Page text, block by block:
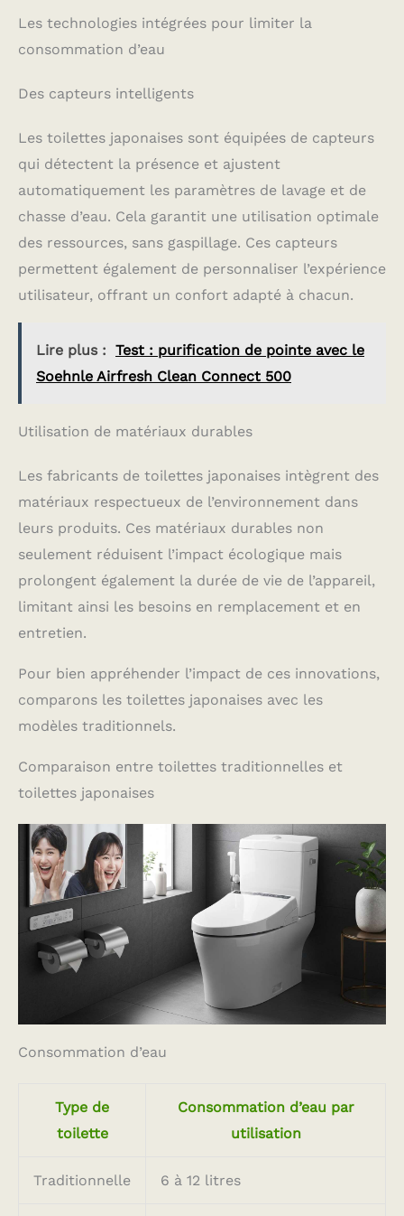
Les technologies intégrées pour limiter la
consommation d’eau
Des capteurs intelligents
Les toilettes japonaises sont équipées de capteurs
qui détectent la présence et ajustent
automatiquement les paramètres de lavage et de
chasse d’eau. Cela garantit une utilisation optimale
des ressources, sans gaspillage. Ces capteurs
permettent également de personnaliser l’expérience
utilisateur, offrant un confort adapté à chacun.
Lire plus : Test : purification de pointe avec le
Soehnle Airfresh Clean Connect 500
Utilisation de matériaux durables
Les fabricants de toilettes japonaises intègrent des
matériaux respectueux de l’environnement dans
leurs produits. Ces matériaux durables non
seulement réduisent l’impact écologique mais
prolongent également la durée de vie de l’appareil,
limitant ainsi les besoins en remplacement et en
entretien.
Pour bien appréhender l’impact de ces innovations,
comparons les toilettes japonaises avec les
modèles traditionnels.
Comparaison entre toilettes traditionnelles et
toilettes japonaises
Consommation d’eau
Type de
toilette
Consommation d’eau par
utilisation
Traditionnelle 6 à 12 litres